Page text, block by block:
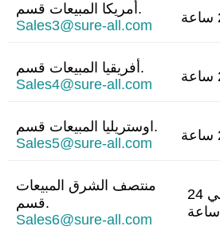
أمريكا المبيعات قسم.
Sales3@sure-all.com
أفريقيا المبيعات قسم.
Sales4@sure-all.com
اوستريليا المبيعات قسم.
Sales5@sure-all.com
منتصف الشرق المبيعات
قسم.
Sales6@sure-all.com
الاثنين-الجمعة في 24
ساعة